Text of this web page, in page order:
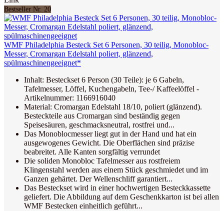
Bestseller Nr. 20
WMF Philadelphia Besteck Set 6 Personen, 30 teilig, Monobloc-
Messer, Cromargan Edelstahl poliert, glänzend,
spülmaschinengeeignet*
Inhalt: Besteckset 6 Person (30 Teile): je 6 Gabeln,
Tafelmesser, Löffel, Kuchengabeln, Tee-/ Kaffeelöffel -
Artikelnummer: 1166916040
Material: Cromargan Edelstahl 18/10, poliert (glänzend).
Besteckteile aus Cromargan sind beständig gegen
Speisesäuren, geschmacksneutral, rostfrei und...
Das Monoblocmesser liegt gut in der Hand und hat ein
ausgewogenes Gewicht. Die Oberflächen sind präzise
beabreitet. Alle Kanten sorgfältig verrundet
Die soliden Monobloc Tafelmesser aus rostfreiem
Klingenstahl werden aus einem Stück geschmiedet und im
Ganzen gehärtet. Der Wellenschliff garantiert...
Das Besteckset wird in einer hochwertigen Besteckkassette
geliefert. Die Abbildung auf dem Geschenkkarton ist bei allen
WMF Bestecken einheitlich geführt...